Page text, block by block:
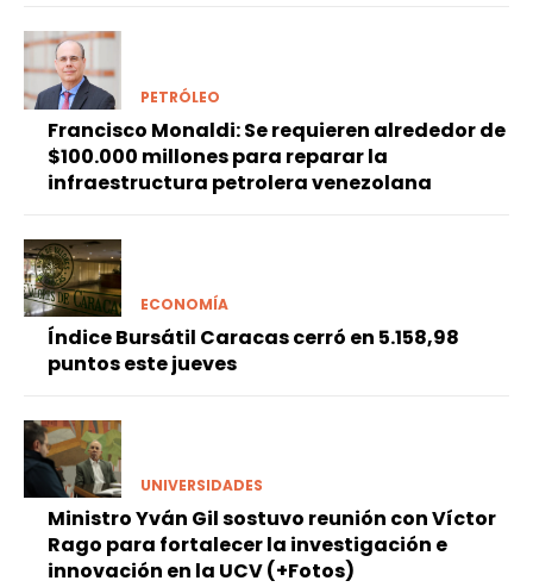
PETRÓLEO
Francisco Monaldi: Se requieren alrededor de
$100.000 millones para reparar la
infraestructura petrolera venezolana
ECONOMÍA
Índice Bursátil Caracas cerró en 5.158,98
puntos este jueves
UNIVERSIDADES
Ministro Yván Gil sostuvo reunión con Víctor
Rago para fortalecer la investigación e
innovación en la UCV (+Fotos)